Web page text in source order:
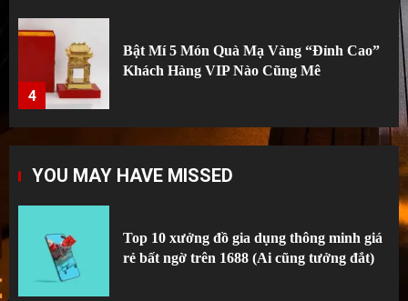
5
Kinh nghiệm xử lý và sửa máy rửa bát
Bosch sau 3 lần gọi thợ”
1
rẻ bất ngờ trên 1688 (Ai cũng tưởng đắt)
Kinh nghiệm xương máu sau 5 năm
YOU MAY HAVE MISSED
Top 10 xưởng đồ gia dụng thông minh giá
rẻ bất ngờ trên 1688 (Ai cũng tưởng đắt)